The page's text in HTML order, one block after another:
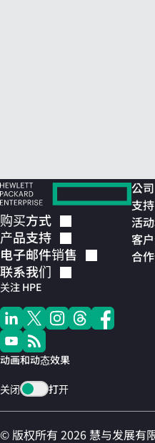
购买方式
产品支持
电子邮件销售
联系我们
关注 HPE
动画和动态效果
关闭 打开
公司
支持
活
客
合
© 版权所有 2026 慧与发展有